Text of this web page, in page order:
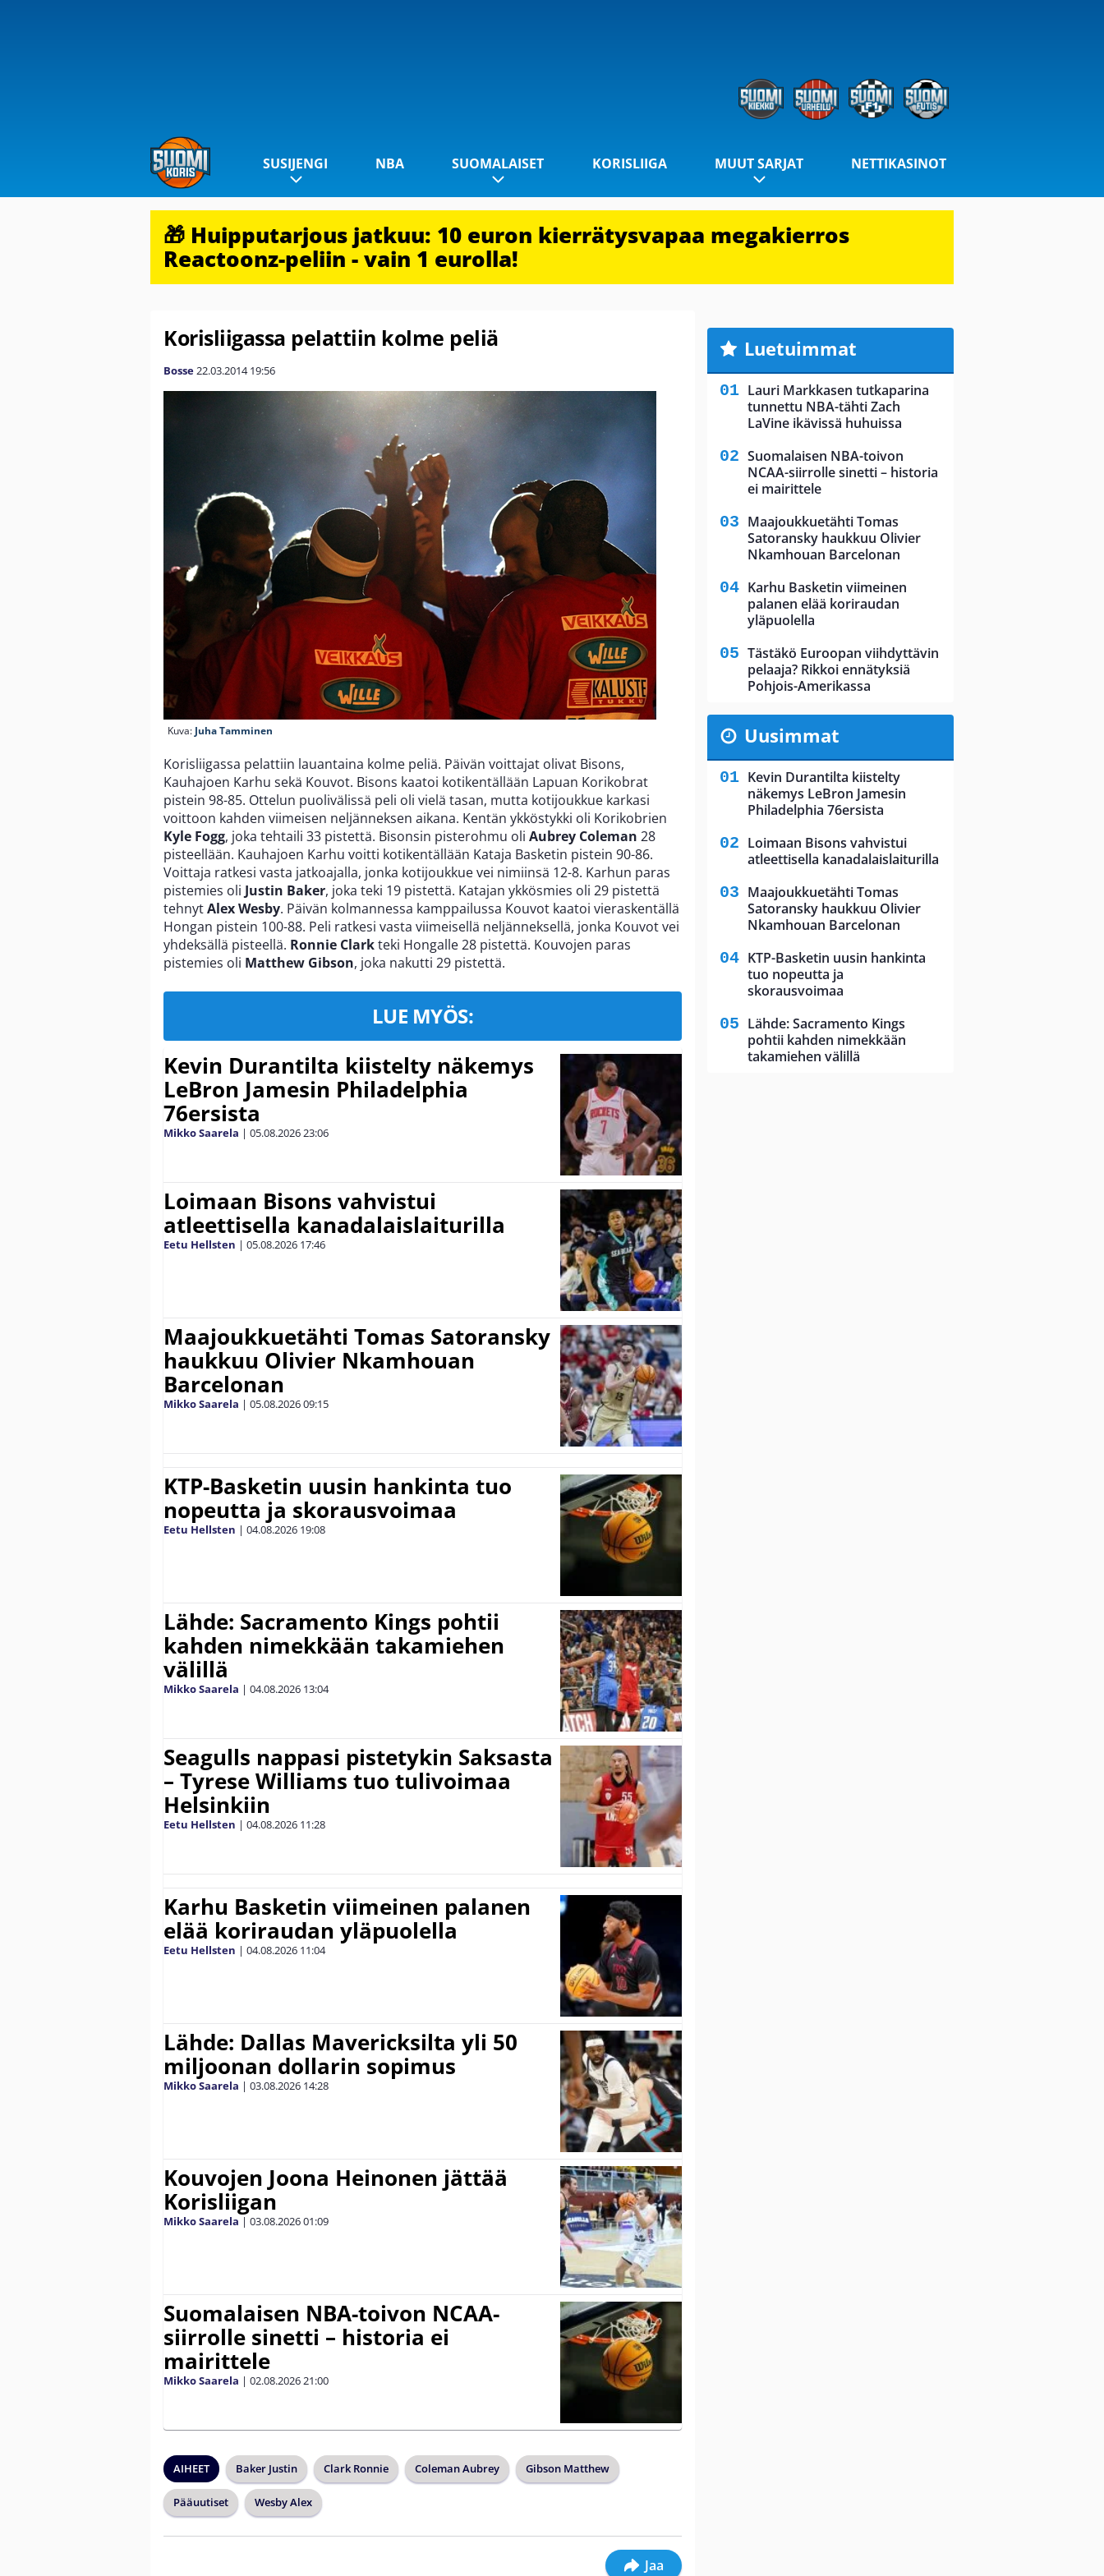
SUSIJENGI NBA SUOMALAISET KORISLIIGA MUUT SARJAT NETTIKASINOT
🎁 Huipputarjous jatkuu: 10 euron kierrätysvapaa megakierros
Reactoonz-peliin - vain 1 eurolla!
Korisliigassa pelattiin kolme peliä
Bosse22.03.2014 19:56
Kuva: Juha Tamminen
Korisliigassa pelattiin lauantaina kolme peliä. Päivän voittajat olivat Bisons,
Kauhajoen Karhu sekä Kouvot. Bisons kaatoi kotikentällään Lapuan Korikobrat
pistein 98-85. Ottelun puolivälissä peli oli vielä tasan, mutta kotijoukkue karkasi
voittoon kahden viimeisen neljänneksen aikana. Kentän ykköstykki oli Korikobrien
Kyle Fogg, joka tehtaili 33 pistettä. Bisonsin pisterohmu oli Aubrey Coleman 28
pisteellään. Kauhajoen Karhu voitti kotikentällään Kataja Basketin pistein 90-86.
Voittaja ratkesi vasta jatkoajalla, jonka kotijoukkue vei nimiinsä 12-8. Karhun paras
pistemies oli Justin Baker, joka teki 19 pistettä. Katajan ykkösmies oli 29 pistettä
tehnytAlex Wesby. Päivän kolmannessa kamppailussa Kouvot kaatoi vieraskentällä
Hongan pistein 100-88. Peli ratkesi vasta viimeisellä neljänneksellä, jonka Kouvot vei
yhdeksällä pisteellä. Ronnie Clarkteki Hongalle 28 pistettä. Kouvojen paras
pistemies oli Matthew Gibson, joka nakutti 29 pistettä.
LUE MYÖS:
Kevin Durantilta kiistelty näkemys
LeBron Jamesin Philadelphia
76ersista
Mikko Saarela | 05.08.202623:06
Loimaan Bisons vahvistui
atleettisella kanadalaislaiturilla
Eetu Hellsten | 05.08.2026 17:46
Maajoukkuetähti Tomas Satoransky
haukkuu Olivier Nkamhouan
Barcelonan
Mikko Saarela | 05.08.202609:15
KTP-Basketin uusin hankinta tuo
nopeutta ja skorausvoimaa
Eetu Hellsten | 04.08.2026 19:08
Lähde: Sacramento Kings pohtii
kahden nimekkään takamiehen
välillä
Mikko Saarela | 04.08.2026 13:04
Seagulls nappasi pistetykin Saksasta
– Tyrese Williams tuo tulivoimaa
Helsinkiin
Eetu Hellsten | 04.08.2026 11:28
Karhu Basketin viimeinen palanen
elää koriraudan yläpuolella
Eetu Hellsten | 04.08.2026 11:04
Lähde: Dallas Mavericksilta yli 50
miljoonan dollarin sopimus
Mikko Saarela | 03.08.2026 14:28
Kouvojen Joona Heinonen jättää
Korisliigan
Mikko Saarela | 03.08.202601:09
Suomalaisen NBA-toivon NCAA-
siirrolle sinetti – historia ei
mairittele
Mikko Saarela | 02.08.202621:00
AIHEET Baker Justin Clark Ronnie Coleman Aubrey Gibson Matthew
Pääuutiset Wesby Alex
Jaa
Luetuimmat
Lauri Markkasen tutkaparina
tunnettu NBA-tähti Zach
LaVine ikävissä huhuissa
Suomalaisen NBA-toivon
NCAA-siirrolle sinetti – historia
ei mairittele
Maajoukkuetähti Tomas
Satoransky haukkuu Olivier
Nkamhouan Barcelonan
Karhu Basketin viimeinen
palanen elää koriraudan
yläpuolella
Tästäkö Euroopan viihdyttävin
pelaaja? Rikkoi ennätyksiä
Pohjois-Amerikassa
Uusimmat
Kevin Durantilta kiistelty
näkemys LeBron Jamesin
Philadelphia 76ersista
Loimaan Bisons vahvistui
atleettisella kanadalaislaiturilla
Maajoukkuetähti Tomas
Satoransky haukkuu Olivier
Nkamhouan Barcelonan
KTP-Basketin uusin hankinta
tuo nopeutta ja
skorausvoimaa
Lähde: Sacramento Kings
pohtii kahden nimekkään
takamiehen välillä